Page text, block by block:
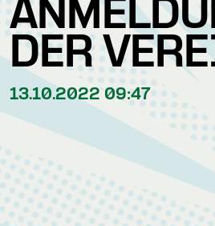
DER
13.10.2022 09:47